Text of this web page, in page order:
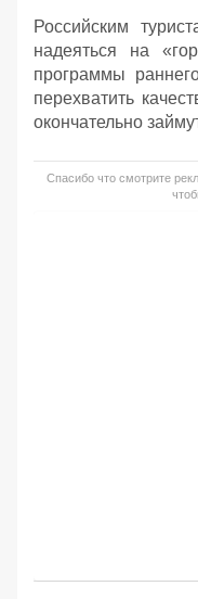
Российским
надеяться на
программы
перехватить
окончательно
Спасибо что смотрите